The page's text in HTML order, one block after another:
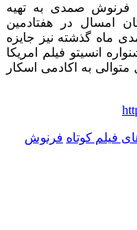
فرنوش صمدی به تهیه
امسال در هفتادمین
ماه گذشته نیز جایزه
انسیتو فیلم امریكا
به اكادمى اسكار
فیلم کوتاه فرنوش